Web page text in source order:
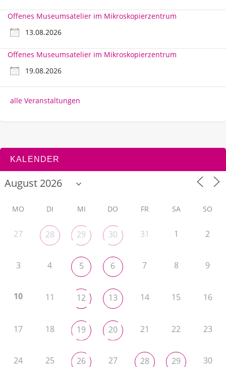
Offenes Museumsatelier im Mikroskopierzentrum
13.08.2026
Offenes Museumsatelier im Mikroskopierzentrum
19.08.2026
alle Veranstaltungen
KALENDER
MO DI MI DO FR SA SO
27 28 29 30 31 1 2
3 4 5 6 7 8 9
10 11 12 13 14 15 16
17 18 19 20 21 22 23
24 25 26 27 28 29 30